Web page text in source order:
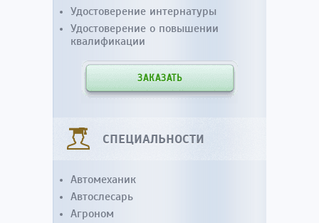
Удостоверение интернатуры
Удостоверение о повышении
квалификации
ЗАКАЗАТЬ
СПЕЦИАЛЬНОСТИ
Автомеханик
Автослесарь
Агроном